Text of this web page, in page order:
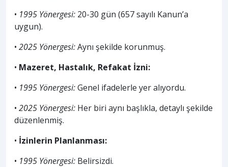
• 1995 Yönergesi: 20-30 gün (657 sayılı Kanun’a
uygun).
• 2025 Yönergesi:Aynı şekilde korunmuş.
• Mazeret, Hastalık, Refakat İzni:
• 1995 Yönergesi:Genel ifadelerle yer alıyordu.
• 2025 Yönergesi: Her biri aynı başlıkla, detaylı şekilde
düzenlenmiş.
• İzinlerin Planlanması:
• 1995 Yönergesi: Belirsizdi.